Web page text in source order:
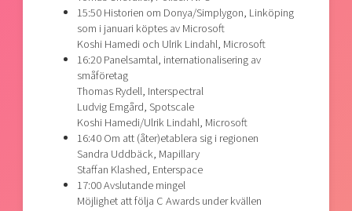
15:50 Historien om Donya/Simplygon, Linköping
som i januari köptes av Microsoft
Koshi Hamedi och Ulrik Lindahl, Microsoft
16:20 Panelsamtal, internationalisering av
småföretag
Thomas Rydell, Interspectral
Ludvig Emgård, Spotscale
Koshi Hamedi/Ulrik Lindahl, Microsoft
16:40 Om att (åter)etablera sig i regionen
Sandra Uddbäck, Mapillary
Staffan Klashed, Enterspace
17:00 Avslutande mingel
Möjlighet att följa C Awards under kvällen